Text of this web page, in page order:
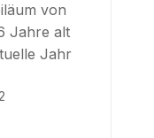
von
Jahre alt
Jahr